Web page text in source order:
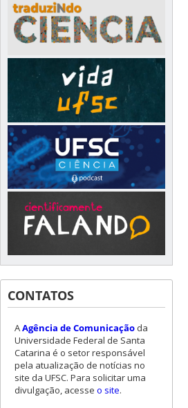
CONTATOS
AAgência de Comunicaçãoda
Universidade Federal de Santa
Catarina é o setor responsável
pela atualização de notícias no
site da UFSC. Para solicitar uma
divulgação, acesse o site.